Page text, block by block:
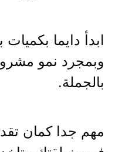
ابدأ دايما
وبمجرد نمو
بالجملة.
مهم جدا كمان